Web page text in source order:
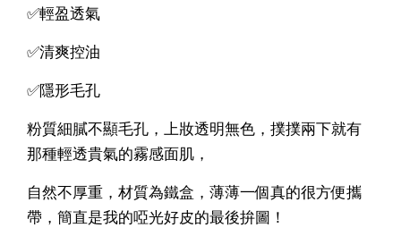
✅輕盈透氣
✅清爽控油
✅隱形毛孔
粉質細膩不顯毛孔，上妝透明無色，撲撲兩下就有
那種輕透貴氣的霧感面肌，
自然不厚重，材質為鐵盒，薄薄一個真的很方便攜
帶，簡直是我的啞光好皮的最後拚圖！